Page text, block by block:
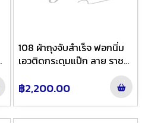
108 ผ้าถุงจับสำเร็จ ฟอกนิ่ม
เอวติดกระดุมแป๊ก ลาย ราช
วัตรหน้านาง สี ม่วงน้ำตาลไล่
สี
฿2,200.00